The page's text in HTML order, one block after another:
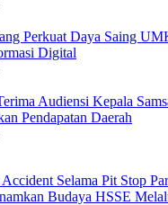
Perkuat Daya Saing
Digital
Audiensi Kepala
Pendapatan Daerah
Selama Pit Stop
Budaya HSSE